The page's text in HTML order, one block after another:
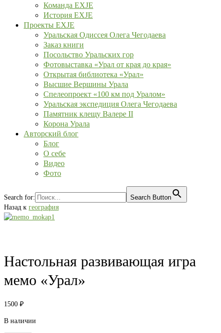
Команда EXJE
История EXJE
Проекты EXJE
Уральская Одиссея Олега Чегодаева
Заказ книги
Посольство Уральских гор
Фотовыставка «Урал от края до края»
Открытая библиотека «Урал»
Высшие Вершины Урала
Спелеопроект «100 км под Уралом»
Уральская экспедиция Олега Чегодаева
Памятник клещу Валере II
Корона Урала
Авторский блог
Блог
О себе
Видео
Фото
Search for:
Search Button
Назад к география
Настольная развивающая игра
мемо «Урал»
1500 ₽
В наличии